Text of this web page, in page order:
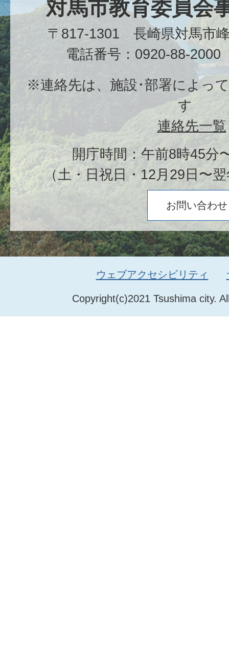
対馬市教育委員会
〒817-1301 長崎県対馬市
電話番号：0920-88-2000
※連絡先は、施設･部署によっ
す
連絡先一覧
開庁時間：午前8時45分
（土・日祝日・12月29日〜
お問い合わせ
Copyright(c)2021 Tsushima city.
ウェブアクセシビリティ